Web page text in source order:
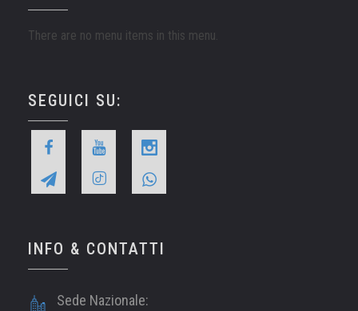
There are no menu items in this menu.
SEGUICI SU:
INFO & CONTATTI
Sede Nazionale: